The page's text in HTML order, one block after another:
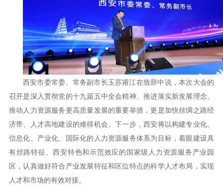
西安市委常委、常务副市长玉苏甫江在致辞中说，本次大会的
召开是深入贯彻党的十九届五中全会精神、推进落实新发展理念、
推动人力资源服务更高质量发展的重要举措，更是加快丝绸之路经
济带、人才高地建设的难得机会。下一步，西安将以构建专业化、
信息化、产业化、国际化的人力资源服务体系为目标，着眼建设具
有丝路特征、西安特色和示范效应的国家级人力资源服务产业园
区，认真做好符合产业发展特征和区位特点的科学人才布局，实现
人才和市场的有效对接。